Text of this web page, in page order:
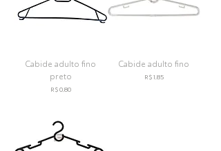
Cabide adulto fino
preto
Preço
R$ 0,80
Cabide adulto fino
Preço
R$ 1,85